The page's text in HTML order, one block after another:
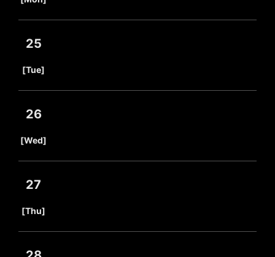
25
[Tue]
26
[Wed]
27
[Thu]